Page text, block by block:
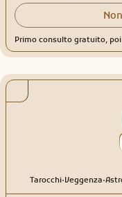
evoluta, difatti mi
dei sogni, lettura della
pendolo molto utile
purificazioni
permetterà di affrontare
e tanta positività. In
ma anche un'amica che
le risposte
Primo consulto gratuito,
Tarocchi.Veggenza.